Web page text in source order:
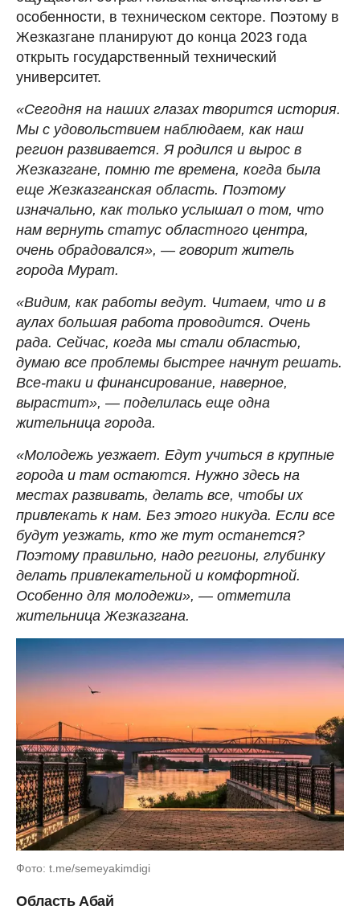
особенности, в техническом секторе. Поэтому в
Жезказгане планируют до конца 2023 года
открыть государственный технический
университет.
«Сегодня на наших глазах творится история.
Мы с удовольствием наблюдаем, как наш
регион развивается. Я родился и вырос в
Жезказгане, помню те времена, когда была
еще Жезказганская область. Поэтому
изначально, как только услышал о том, что
нам вернуть статус областного центра,
очень обрадовался», — говорит житель
города Мурат.
«Видим, как работы ведут. Читаем, что и в
аулах большая работа проводится. Очень
рада. Сейчас, когда мы стали областью,
думаю все проблемы быстрее начнут решать.
Все-таки и финансирование, наверное,
вырастит», — поделилась еще одна
жительница города.
«Молодежь уезжает. Едут учиться в крупные
города и там остаются. Нужно здесь на
местах развивать, делать все, чтобы их
привлекать к нам. Без этого никуда. Если все
будут уезжать, кто же тут останется?
Поэтому правильно, надо регионы, глубинку
делать привлекательной и комфортной.
Особенно для молодежи», — отметила
жительница Жезказгана.
Фото: t.me/semeyakimdigi
Область Абай